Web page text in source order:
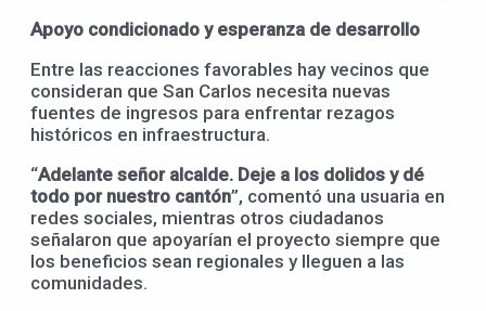
Apoyo condicionado y esperanza de desarrollo
Entre las reacciones favorables hay vecinos que
consideran que San Carlos necesita nuevas
fuentes de ingresos para enfrentar rezagos
históricos en infraestructura.
“Adelante señor alcalde. Deje a los dolidos y dé
todo por nuestro cantón”, comentó una usuaria en
redes sociales, mientras otros ciudadanos
señalaron que apoyarían el proyecto siempre que
los beneficios sean regionales y lleguen a las
comunidades.